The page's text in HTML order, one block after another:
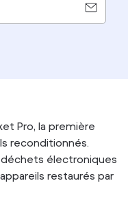
Pro, la première
reconditionnés.
électroniques
restaurés par